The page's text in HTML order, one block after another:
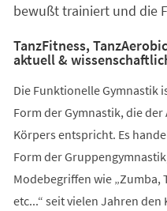
bewußt trainiert und die
TanzFitness,
aktuell &
Die Funktionelle Gymnastik
Form der Gymnastik, die
Körpers entspricht. Es
Form der
Modebegriffen wie „Zumba,
etc...“ seit vielen Jahren